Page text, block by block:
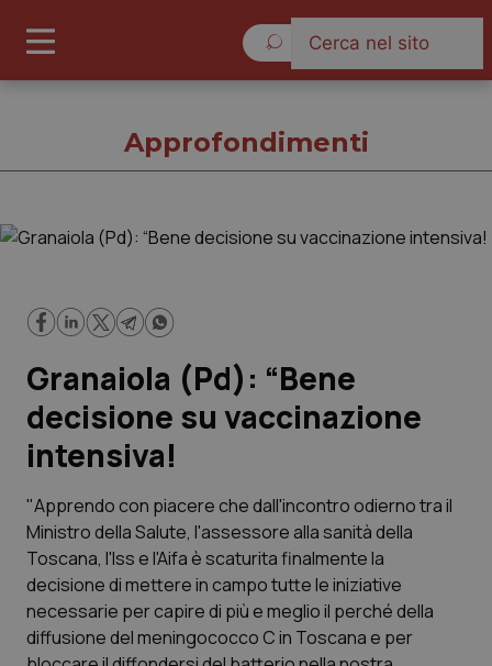
Cronache
Governo e Parlamento
Regioni e Asl
Scienza e Farmaci
Studi e Analisi
Lettere al direttore
Approfondimenti
Granaiola (Pd): “Bene
decisione su vaccinazione
intensiva!
"Apprendo con piacere che dall'incontro odierno tra il
Ministro della Salute, l'assessore alla sanità della
Toscana, l'Iss e l'Aifa è scaturita finalmente la
decisione di mettere in campo tutte le iniziative
necessarie per capire di più e meglio il perché della
diffusione del meningococco C in Toscana e per